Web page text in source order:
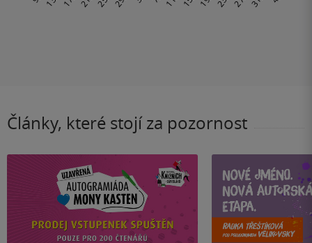
Články, které stojí za pozornost